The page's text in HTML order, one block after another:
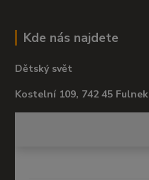
Kde nás najdete
Dětský svět
Kostelní 109, 742 45 Fulnek